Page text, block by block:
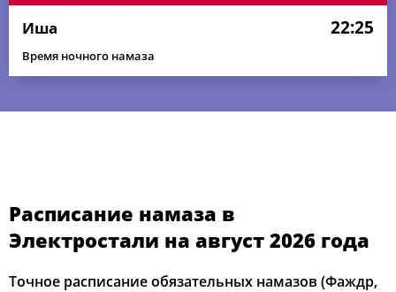
Иша 22:25
Время ночного намаза
Расписание намаза в
Электростали на август 2026 года
Точное расписание обязательных намазов (Фаждр,